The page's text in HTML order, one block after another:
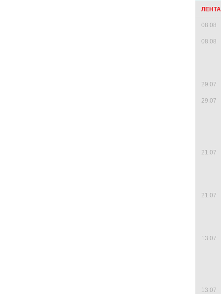
08.08
08.08
29.07
29.07
21.07
21.07
13.07
13.07